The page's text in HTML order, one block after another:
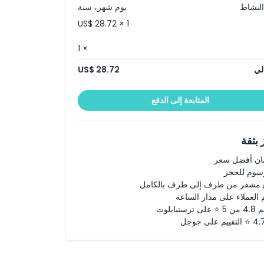
يوم شهر، سنة
US$ 28.72 × 1
× 1
US$ 28.72
المتابعة إلى الدفع
بثقة
أفضل سعر
للحجز
مشفر من طرف إلى طرف بالكامل
العملاء على مدار الساعة
على جوجل